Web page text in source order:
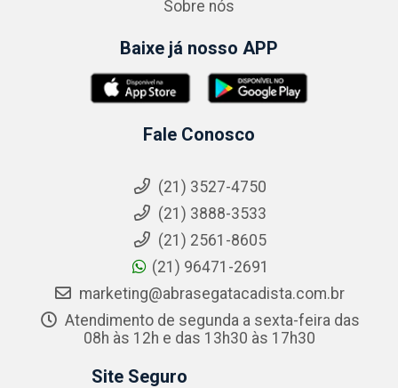
Sobre nós
Baixe já nosso APP
Fale Conosco
(21) 3527-4750
(21) 3888-3533
(21) 2561-8605
(21) 96471-2691
marketing@abrasegatacadista.com.br
Atendimento de segunda a sexta-feira das
08h às 12h e das 13h30 às 17h30
Site Seguro